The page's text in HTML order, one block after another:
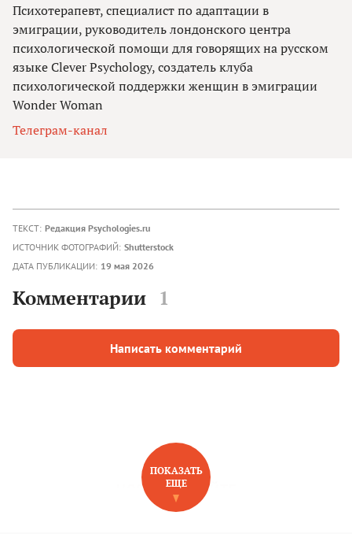
Психотерапевт, специалист по адаптации в
эмиграции, руководитель лондонского центра
психологической помощи для говорящих на русском
языке Clever Psychology, создатель клуба
психологической поддержки женщин в эмиграции
Wonder Woman
Телеграм-канал
ТЕКСТ: Редакция Psychologies.ru
ИСТОЧНИК ФОТОГРАФИЙ: Shutterstock
ДАТА ПУБЛИКАЦИИ: 19 мая 2026
Комментарии 1
Написать комментарий
НОВОЕ НА САЙТЕ
ПОКАЗАТЬ
ЕЩЕ